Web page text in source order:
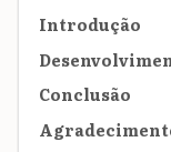
Introdução
Conclusão